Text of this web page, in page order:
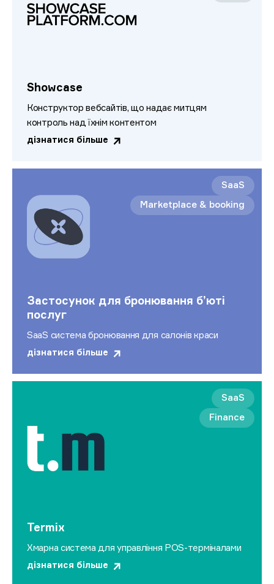
Showcase
Конструктор вебсайтів, що надає митцям
контроль над їхнім контентом
дізнатися більше
Застосунок для бронювання б’юті
послуг
SaaS система бронювання для салонів краси
дізнатися більше
SaaS
Marketplace & booking
Termix
Хмарна система для управління POS-терміналами
дізнатися більше
SaaS
Finance